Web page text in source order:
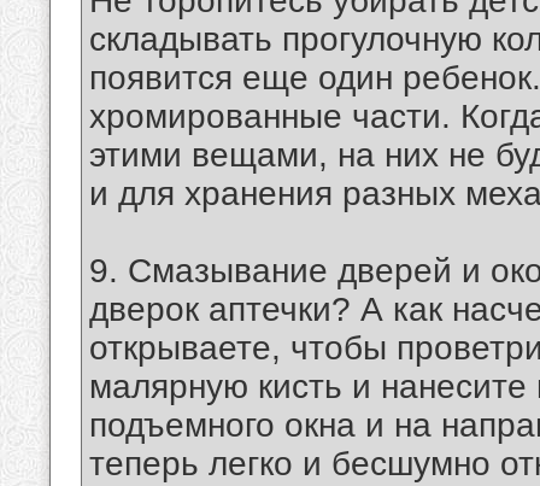
складывать прогулочную
появится еще один
хромированные части.
этими вещами, на них не
и для хранения разных
9. Смазывание дверей и
дверок аптечки? А как
открываете, чтобы
малярную кисть и
подъемного окна и на
теперь легко и бесшумно